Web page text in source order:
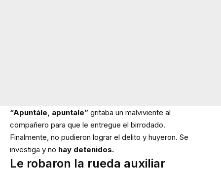
“Apuntále, apuntale” gritaba un malviviente al
compañero para que le entregue el birrodado.
Finalmente, no pudieron lograr el delito y huyeron. Se
investiga y no hay detenidos.
Le robaron la rueda auxiliar